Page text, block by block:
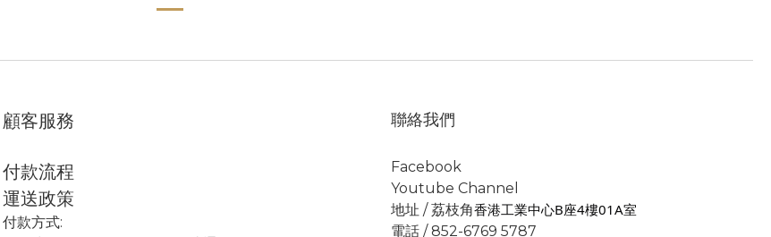
顧客服務
付款流程
運送政策
付款方式:
聯絡我們
Facebook
Youtube Channel
地址 / 荔枝角香港工業中心B座4樓01A室
電話 / 852-6769 5787